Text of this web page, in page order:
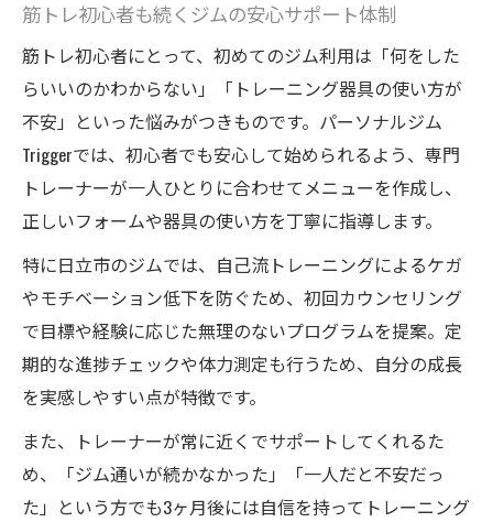
筋トレ初心者も続くジムの安心サポート体制
筋トレ初心者にとって、初めてのジム利用は「何をした
らいいのかわからない」「トレーニング器具の使い方が
不安」といった悩みがつきものです。パーソナルジム
Triggerでは、初心者でも安心して始められるよう、専門
トレーナーが一人ひとりに合わせてメニューを作成し、
正しいフォームや器具の使い方を丁寧に指導します。
特に日立市のジムでは、自己流トレーニングによるケガ
やモチベーション低下を防ぐため、初回カウンセリング
で目標や経験に応じた無理のないプログラムを提案。定
期的な進捗チェックや体力測定も行うため、自分の成長
を実感しやすい点が特徴です。
また、トレーナーが常に近くでサポートしてくれるた
め、「ジム通いが続かなかった」「一人だと不安だっ
た」という方でも3ヶ月後には自信を持ってトレーニング